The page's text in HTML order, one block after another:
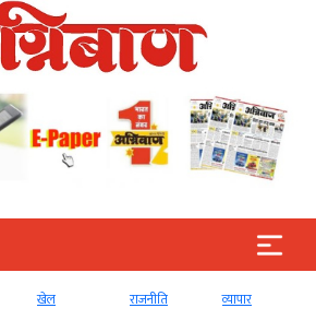
खेल राजनीति व्‍यापार